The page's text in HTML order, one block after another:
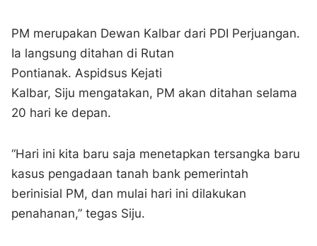
PM merupakan Dewan Kalbar dari PDI Perjuangan.
Ia langsung ditahan di Rutan
Pontianak. Aspidsus Kejati
Kalbar, Siju mengatakan, PM akan ditahan selama
20 hari ke depan.
“Hari ini kita baru saja menetapkan tersangka baru
kasus pengadaan tanah bank pemerintah
berinisial PM, dan mulai hari ini dilakukan
penahanan,” tegas Siju.